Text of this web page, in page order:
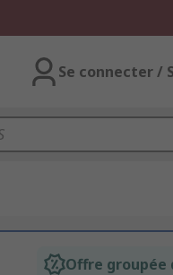
Se connecter /
Offre groupée